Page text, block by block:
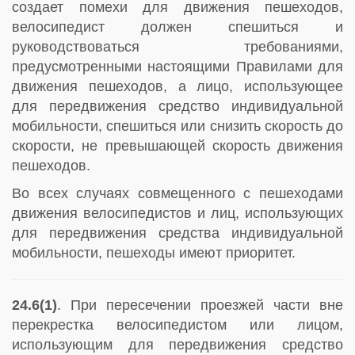
создает помехи для движения пешеходов,
велосипедист должен спешиться и
руководствоваться требованиями,
предусмотренными настоящими Правилами для
движения пешеходов, а лицо, использующее
для передвижения средство индивидуальной
мобильности, спешиться или снизить скорость до
скорости, не превышающей скорость движения
пешеходов.
Во всех случаях совмещенного с пешеходами
движения велосипедистов и лиц, использующих
для передвижения средства индивидуальной
мобильности, пешеходы имеют приоритет.
24.6(1). При пересечении проезжей части вне
перекрестка велосипедистом или лицом,
использующим для передвижения средство